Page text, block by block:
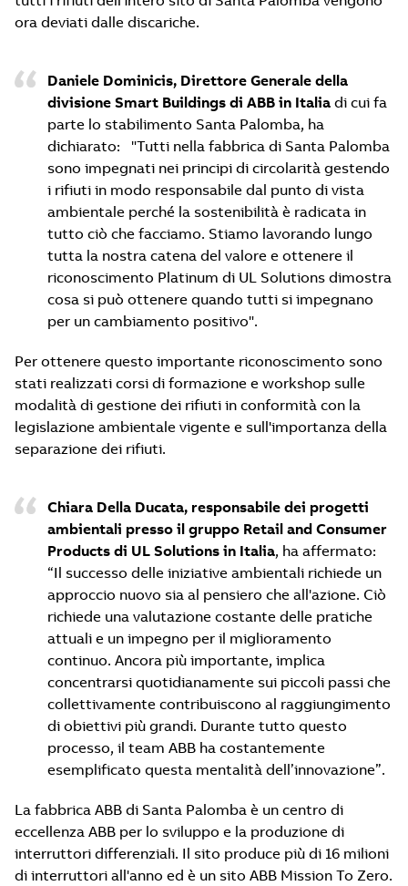
ora deviati dalle discariche.
Daniele Dominicis, Direttore Generale della
divisione Smart Buildings di ABB in Italiadi cui fa
parte lo stabilimento Santa Palomba, ha
dichiarato: "Tutti nella fabbrica di Santa Palomba
sono impegnati nei principi di circolarità gestendo
i rifiuti in modo responsabile dal punto di vista
ambientale perché la sostenibilità è radicata in
tutto ciò che facciamo. Stiamo lavorando lungo
tutta la nostra catena del valore e ottenere il
riconoscimento Platinum di UL Solutions dimostra
cosa si può ottenere quando tutti si impegnano
per un cambiamento positivo".
Per ottenere questo importante riconoscimento sono
stati realizzati corsi di formazione e workshop sulle
modalità di gestione dei rifiuti in conformità con la
legislazione ambientale vigente e sull'importanza della
separazione dei rifiuti.
Chiara Della Ducata, responsabile dei progetti
ambientali presso il gruppo Retail and Consumer
Products di UL Solutions in Italia, ha affermato:
“Il successo delle iniziative ambientali richiede un
approccio nuovo sia al pensiero che all'azione. Ciò
richiede una valutazione costante delle pratiche
attuali e un impegno per il miglioramento
continuo. Ancora più importante, implica
concentrarsi quotidianamente sui piccoli passi che
collettivamente contribuiscono al raggiungimento
di obiettivi più grandi. Durante tutto questo
processo, il team ABB ha costantemente
esemplificato questa mentalità dell’innovazione”.
La fabbrica ABB di Santa Palomba è un centro di
eccellenza ABB per lo sviluppo e la produzione di
interruttori differenziali. Il sito produce più di 16 milioni
di interruttori all'anno ed è un sito ABB Mission To Zero.